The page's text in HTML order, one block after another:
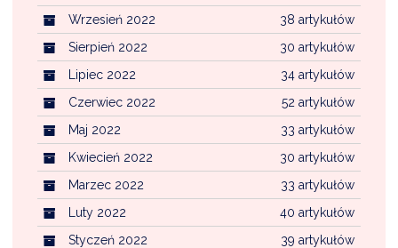
38 artykułów
Wrzesień 2022
30 artykułów
Sierpień 2022
34 artykułów
Lipiec 2022
52 artykułów
Czerwiec 2022
33 artykułów
Maj 2022
30 artykułów
Kwiecień 2022
33 artykułów
Marzec 2022
40 artykułów
Luty 2022
39 artykułów
Styczeń 2022